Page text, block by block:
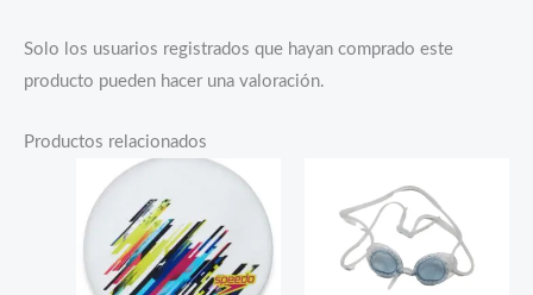
Solo los usuarios registrados que hayan comprado este
producto pueden hacer una valoración.
Productos relacionados